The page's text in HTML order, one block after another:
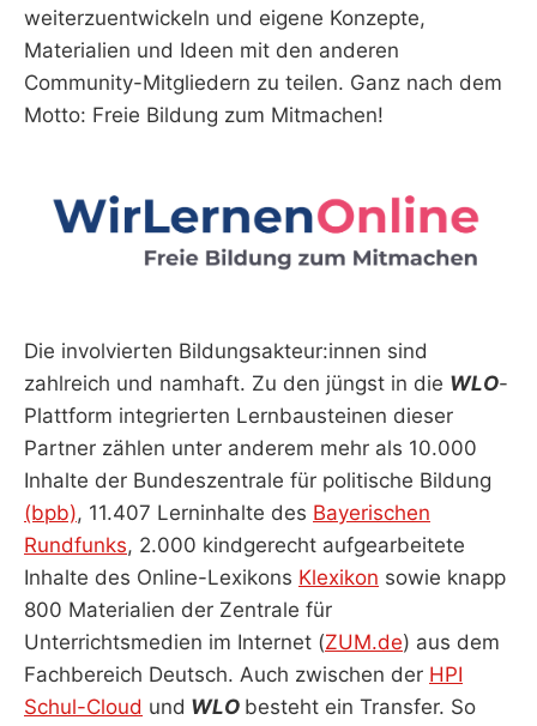
weiterzuentwickeln und eigene Konzepte,
Materialien und Ideen mit den anderen
Community-Mitgliedern zu teilen. Ganz nach dem
Motto: Freie Bildung zum Mitmachen!
Die involvierten Bildungsakteur:innen sind
zahlreich und namhaft. Zu den jüngst in die WLO-
Plattform integrierten Lernbausteinen dieser
Partner zählen unter anderem mehr als 10.000
Inhalte der Bundeszentrale für politische Bildung
(bpb), 11.407 Lerninhalte des Bayerischen
Rundfunks, 2.000 kindgerecht aufgearbeitete
Inhalte des Online-Lexikons Klexikon sowie knapp
800 Materialien der Zentrale für
Unterrichtsmedien im Internet (ZUM.de) aus dem
Fachbereich Deutsch. Auch zwischen der HPI
Schul-Cloud und WLO besteht ein Transfer. So